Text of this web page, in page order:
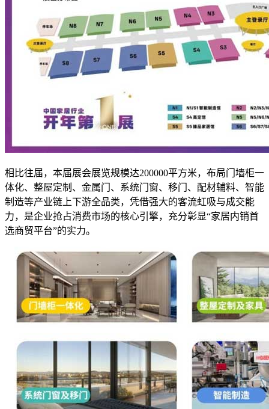
相比往届，本届展会展览规模达200000平方米，布局门墙柜一
体化、整屋定制、金属门、系统门窗、移门、配材辅料、智能
制造等产业链上下游全品类，凭借强大的客流虹吸与成交能
力，是企业抢占消费市场的核心引擎，充分彰显“家居内销首
选商贸平台”的实力。